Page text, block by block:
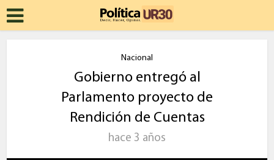
Nacional
Gobierno entregó al
Parlamento proyecto de
Rendición de Cuentas
hace 3 años